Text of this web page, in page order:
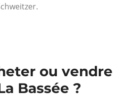
ou vendre
Bassée ?